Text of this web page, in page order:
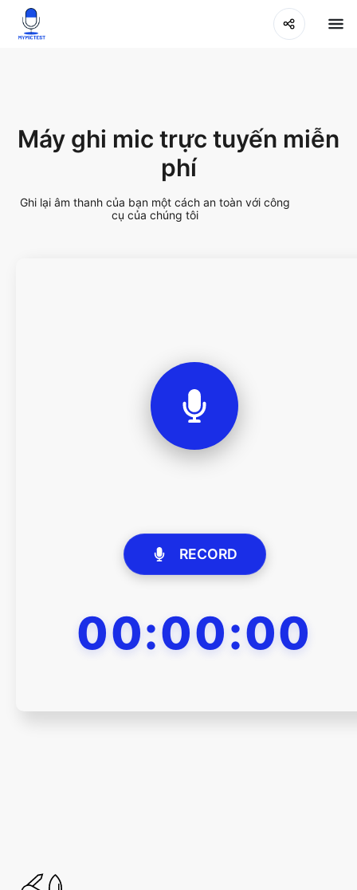
Máy ghi mic trực tuyến miễn
phí
Ghi lại âm thanh của bạn một cách an toàn với công
cụ của chúng tôi
RECORD
00:00:00